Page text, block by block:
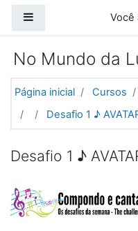
Você
No Mundo da
Página inicial Cursos
Desafio 1 ♪
Desafio 1 ♪